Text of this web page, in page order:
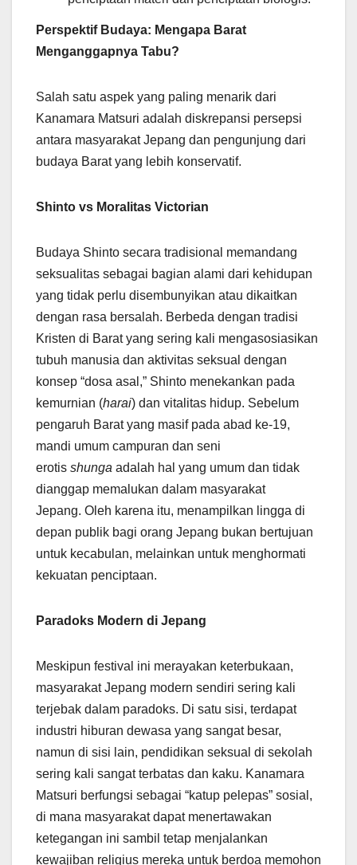
Perspektif Budaya: Mengapa Barat
Menganggapnya Tabu?
Salah satu aspek yang paling menarik dari
Kanamara Matsuri adalah diskrepansi persepsi
antara masyarakat Jepang dan pengunjung dari
budaya Barat yang lebih konservatif.
Shinto vs Moralitas Victorian
Budaya Shinto secara tradisional memandang
seksualitas sebagai bagian alami dari kehidupan
yang tidak perlu disembunyikan atau dikaitkan
dengan rasa bersalah. Berbeda dengan tradisi
Kristen di Barat yang sering kali mengasosiasikan
tubuh manusia dan aktivitas seksual dengan
konsep “dosa asal,” Shinto menekankan pada
kemurnian (harai) dan vitalitas hidup. Sebelum
pengaruh Barat yang masif pada abad ke-19,
mandi umum campuran dan seni
erotis shunga adalah hal yang umum dan tidak
dianggap memalukan dalam masyarakat
Jepang. Oleh karena itu, menampilkan lingga di
depan publik bagi orang Jepang bukan bertujuan
untuk kecabulan, melainkan untuk menghormati
kekuatan penciptaan.
Paradoks Modern di Jepang
Meskipun festival ini merayakan keterbukaan,
masyarakat Jepang modern sendiri sering kali
terjebak dalam paradoks. Di satu sisi, terdapat
industri hiburan dewasa yang sangat besar,
namun di sisi lain, pendidikan seksual di sekolah
sering kali sangat terbatas dan kaku. Kanamara
Matsuri berfungsi sebagai “katup pelepas” sosial,
di mana masyarakat dapat menertawakan
ketegangan ini sambil tetap menjalankan
kewajiban religius mereka untuk berdoa memohon